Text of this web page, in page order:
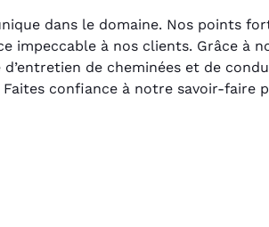
dans le domaine. Nos points
impeccable à nos clients. Grâce à
de cheminées et de
confiance à notre savoir-faire